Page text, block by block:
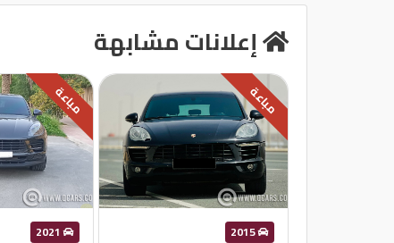
إعلانات مشابهة
مباعة
2015
مباعة
2021